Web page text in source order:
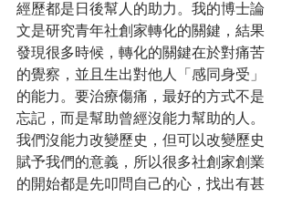
經歷都是日後幫人的助力。我的博士論
文是研究青年社創家轉化的關鍵，結果
發現很多時候，轉化的關鍵在於對痛苦
的覺察，並且生出對他人「感同身受」
的能力。要治療傷痛，最好的方式不是
忘記，而是幫助曾經沒能力幫助的人。
我們沒能力改變歷史，但可以改變歷史
賦予我們的意義，所以很多社創家創業
的開始都是先叩問自己的心，找出有甚